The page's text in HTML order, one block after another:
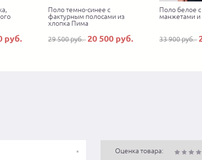
руб.
Поло темно-синее с
фактурным полосами из
хлопка Пима
29 500 руб. 20 500 руб.
Поло белое
манжетами и
33 900 руб.
Оценка товара: